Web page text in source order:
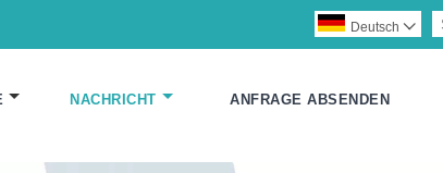
Deutsch 
NACHRICHT ANFRAGE ABSENDEN